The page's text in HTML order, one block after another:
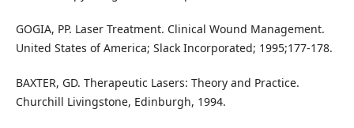
GOGIA, PP. Laser Treatment. Clinical Wound Management.
United States of America; Slack Incorporated; 1995;177-178.
BAXTER, GD. Therapeutic Lasers: Theory and Practice.
Churchill Livingstone, Edinburgh, 1994.